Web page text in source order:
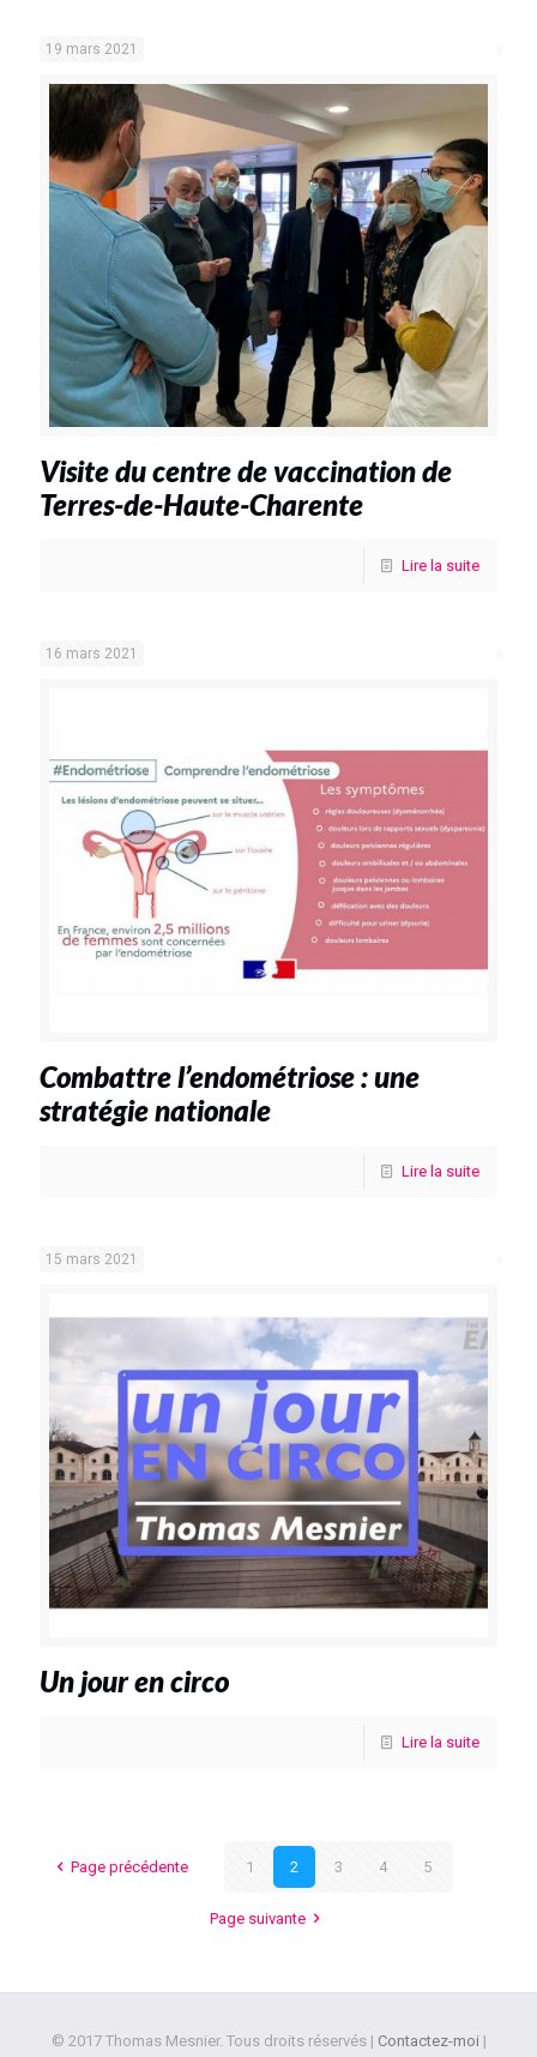
19 mars 2021
Visite du centre de vaccination de
Terres-de-Haute-Charente
Lire la suite
16 mars 2021
Combattre l’endométriose : une
stratégie nationale
Lire la suite
15 mars 2021
Un jour en circo
Lire la suite
Page précédente 1 2 3 4 5
Page suivante
© 2017 Thomas Mesnier. Tous droits réservés | Contactez-moi |